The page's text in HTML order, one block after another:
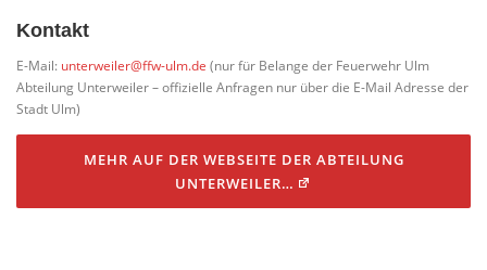
Kontakt
E-Mail: unterweiler@ffw-ulm.de (nur für Belange der Feuerwehr Ulm
Abteilung Unterweiler – offizielle Anfragen nur über die E-Mail Adresse der
Stadt Ulm)
MEHR AUF DER WEBSEITE DER ABTEILUNG
UNTERWEILER…